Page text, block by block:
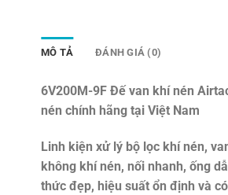
MÔ TẢ ĐÁNH GIÁ (0)
6V200M-9F Đế van khí nén
nén chính hãng tại Việt Nam
Linh kiện xử lý bộ lọc khí nén,
không khí nén, nối nhanh, ống
thức đẹp, hiệu suất ổn định và